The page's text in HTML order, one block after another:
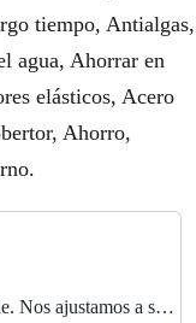
tiempo, Antialgas,
agua, Ahorrar en
elásticos, Acero
Ahorro,
Nos ajustamos a su